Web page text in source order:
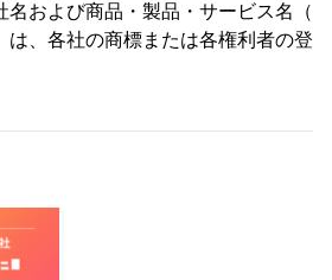
および商品・製品・サービス名（
は、各社の商標または各権利者の登